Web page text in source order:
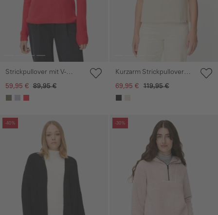
Strickpullover mit V-
Ausschnitt
59,95 € 89,95 €
Kurzarm Strickpullover
mit Kapuze
69,95 € 119,95 €
-40%
überspringen
-30%
Galerie überspringen